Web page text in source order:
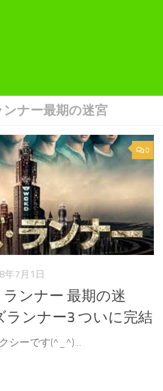
ンナー最期の迷宮
0
年7月1日
ンナー 最期の迷
ランナー3 ついに完結
シーです(^_^)...